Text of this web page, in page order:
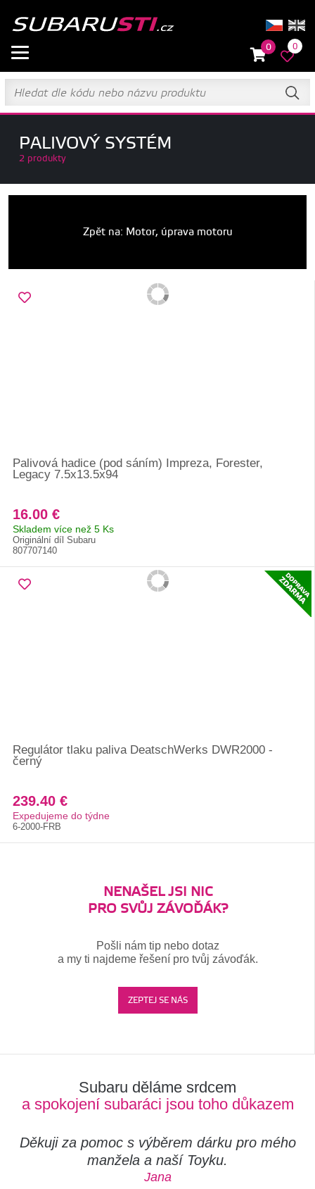
0 0
PALIVOVÝ SYSTÉM
2 produkty
Zpět na: Motor, úprava motoru
Palivová hadice (pod sáním) Impreza, Forester,
Legacy 7.5x13.5x94
16.00 €
Skladem více než 5 Ks
Originální díl Subaru
807707140
Regulátor tlaku paliva DeatschWerks DWR2000 -
černý
239.40 €
Expedujeme do týdne
6-2000-FRB
NENAŠEL JSI NIC
PRO SVŮJ ZÁVOĎÁK?
Pošli nám tip nebo dotaz
a my ti najdeme řešení pro tvůj závoďák.
ZEPTEJ SE NÁS
Subaru děláme srdcem
a spokojení subaráci jsou toho důkazem
Děkuji za pomoc s výběrem dárku pro mého
manžela a naší Toyku.
Jana